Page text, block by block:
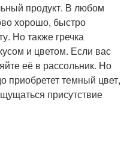
продукт. В любом
хорошо, быстро
Но также гречка
и цветом. Если вас
её в рассольник. Но
приобретет темный цвет,
присутствие